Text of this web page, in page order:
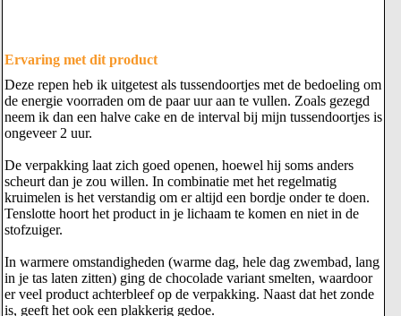
Ervaring met dit product
Deze repen heb ik uitgetest als tussendoortjes met de bedoeling om
de energie voorraden om de paar uur aan te vullen. Zoals gezegd
neem ik dan een halve cake en de interval bij mijn tussendoortjes is
ongeveer 2 uur.
De verpakking laat zich goed openen, hoewel hij soms anders
scheurt dan je zou willen. In combinatie met het regelmatig
kruimelen is het verstandig om er altijd een bordje onder te doen.
Tenslotte hoort het product in je lichaam te komen en niet in de
stofzuiger.
In warmere omstandigheden (warme dag, hele dag zwembad, lang
in je tas laten zitten) ging de chocolade variant smelten, waardoor
er veel product achterbleef op de verpakking. Naast dat het zonde
is, geeft het ook een plakkerig gedoe.